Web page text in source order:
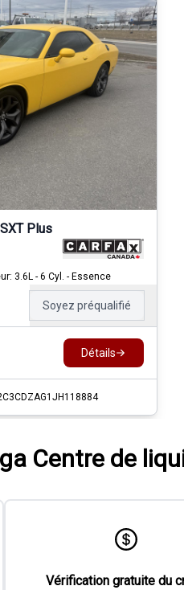
Plus
3.6L - 6 Cyl. - Essence
Soyez préqualifié
Détails
Centre de
Vérification gratuite du